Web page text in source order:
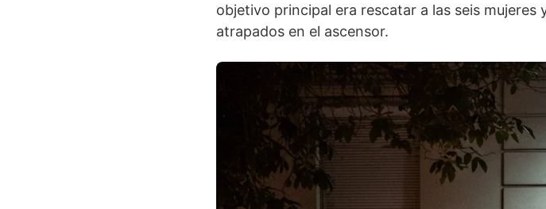
objetivo principal era rescatar a las seis
atrapados en el ascensor.